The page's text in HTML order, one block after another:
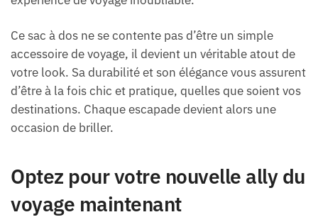
Ce sac à dos ne se contente pas d’être un simple
accessoire de voyage, il devient un véritable atout de
votre look. Sa durabilité et son élégance vous assurent
d’être à la fois chic et pratique, quelles que soient vos
destinations. Chaque escapade devient alors une
occasion de briller.
Optez pour votre nouvelle ally du
voyage maintenant